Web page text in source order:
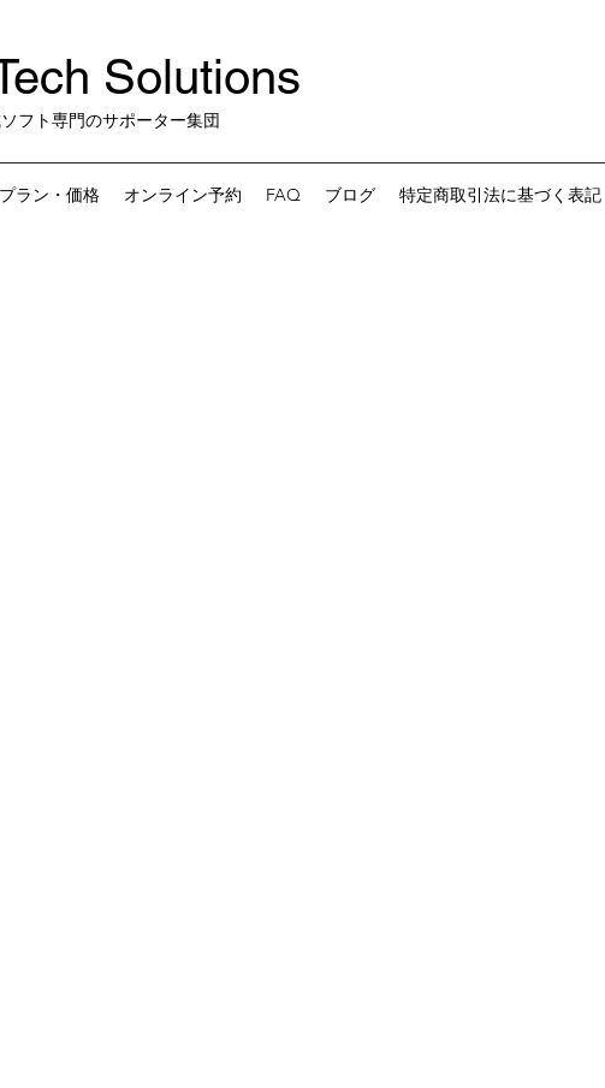
Solutions
フト専門のサポーター集団
プラン・価格 オンライン予約 FAQ ブログ 特定商取引法に基づく表記